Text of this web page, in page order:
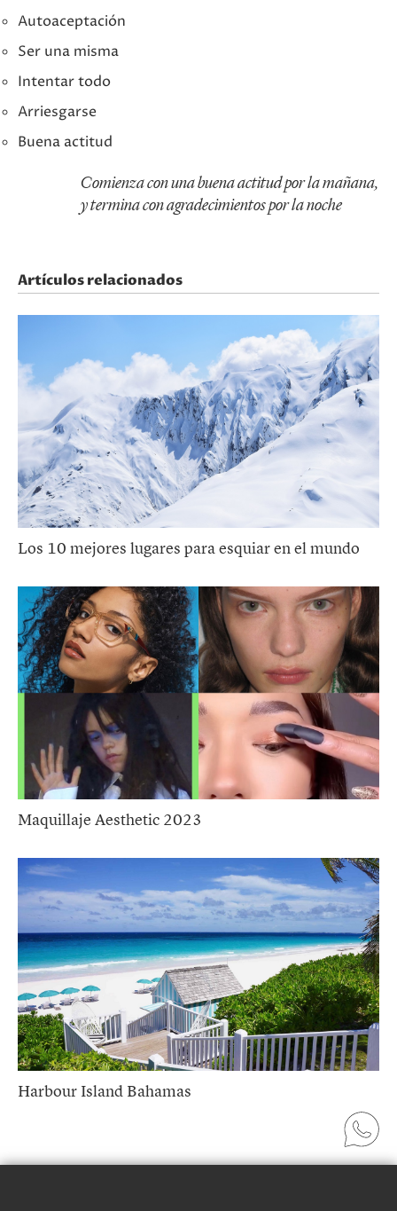
Autoaceptación
Ser una misma
Intentar todo
Arriesgarse
Buena actitud
Comienza con una buena actitud por la mañana,
y termina con agradecimientos por la noche
Artículos relacionados
Los 10 mejores lugares para esquiar en el mundo
Maquillaje Aesthetic 2023
Harbour Island Bahamas